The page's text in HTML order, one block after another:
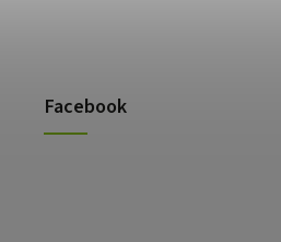
Facebook